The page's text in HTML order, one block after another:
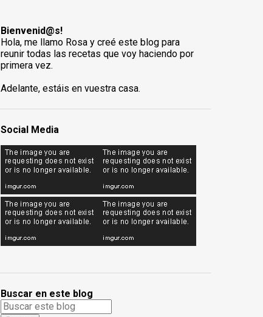
Bienvenid@s!
Hola, me llamo Rosa y creé este blog para
reunir todas las recetas que voy haciendo por
primera vez.
Adelante, estáis en vuestra casa.
Social Media
Buscar en este blog